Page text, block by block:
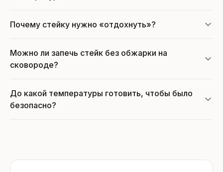
Почему стейку нужно «отдохнуть»?
Можно ли запечь стейк без обжарки на
сковороде?
До какой температуры готовить, чтобы было
безопасно?